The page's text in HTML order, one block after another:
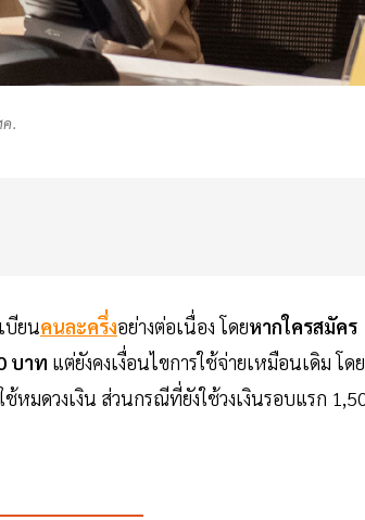
ค.
บียนคนละครึ่งอย่างต่อเนื่อง โดยหากใครสมัคร
บาท แต่ยังคงเงื่อนไขการใช้จ่ายเหมือนเดิม โดย
มดวงเงิน ส่วนกรณีที่ยังใช้วงเงินรอบแรก